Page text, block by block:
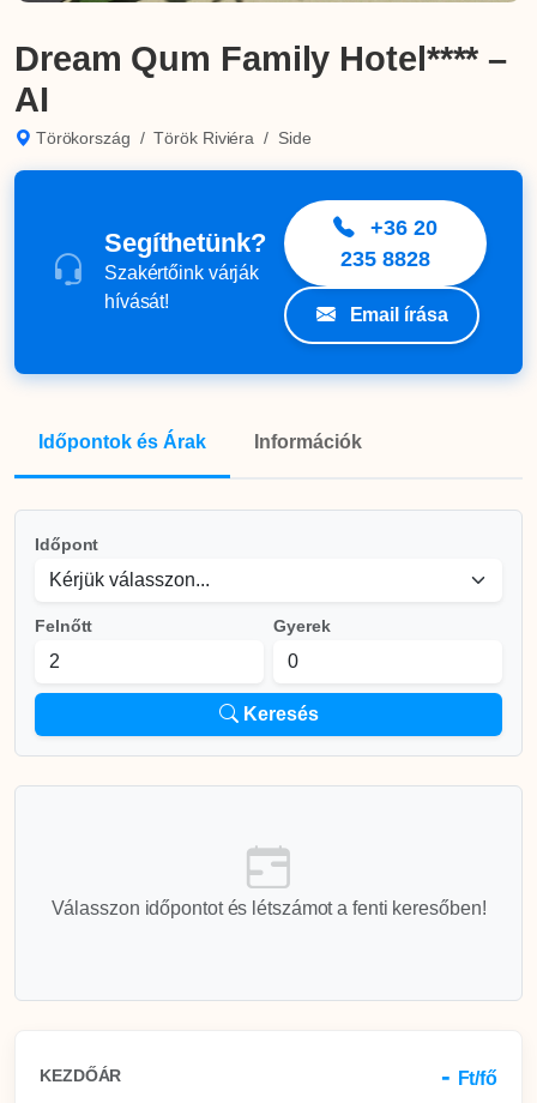
Dream Qum Family Hotel**** –
AI
Törökország / Török Riviéra / Side
Segíthetünk?
Szakértőink várják
hívását!
+36 20
235 8828
Email írása
Időpontok és Árak Információk
Időpont
Felnőtt Gyerek
Keresés
Válasszon időpontot és létszámot a fenti keresőben!
KEZDŐÁR - Ft/fő